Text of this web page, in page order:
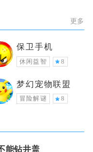
更多
保卫手机
休闲益智 8
梦幻宠物联盟
冒险解谜 8
能钻井盖